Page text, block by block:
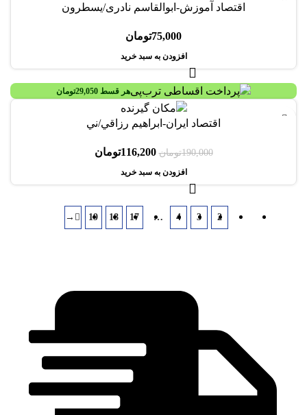
اقتصاد آموزش-ابوالقاسم نادری/یسطرون
75,000تومان
افزودن به سبد خرید
هر قسط 29,050تومان
اقتصاد ايران-ابراهيم رزاقي/ني
190,000تومان 116,200تومان
افزودن به سبد خرید
1
2
3
4
…
17
18
19
→